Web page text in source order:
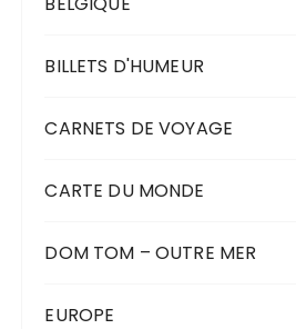
BILLETS D'HUMEUR
CARNETS DE VOYAGE
CARTE DU MONDE
DOM TOM – OUTRE MER
EUROPE